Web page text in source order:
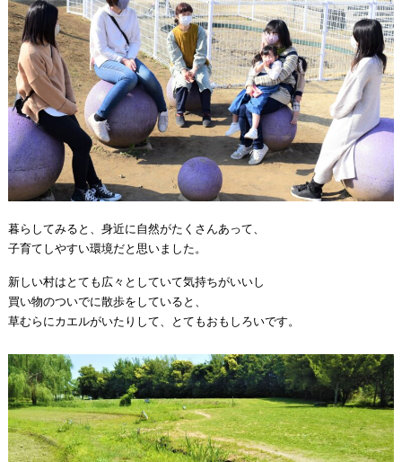
暮らしてみると、身近に自然がたくさんあって、
子育てしやすい環境だと思いました。
新しい村はとても広々としていて気持ちがいいし
買い物のついでに散歩をしていると、
草むらにカエルがいたりして、とてもおもしろいです。